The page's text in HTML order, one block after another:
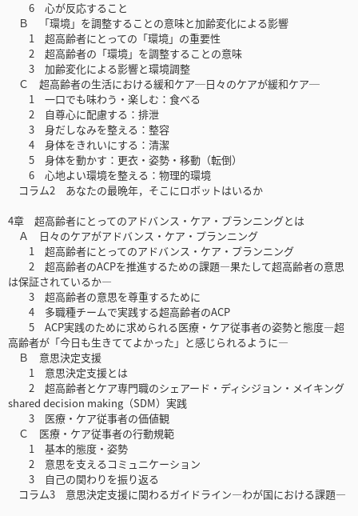
6 心が反応すること
Ｂ 「環境」を調整することの意味と加齢変化による影響
1 超高齢者にとっての「環境」の重要性
2 超高齢者の「環境」を調整することの意味
3 加齢変化による影響と環境調整
Ｃ 超高齢者の生活における緩和ケア─日々のケアが緩和ケア─
1 一口でも味わう・楽しむ：食べる
2 自尊心に配慮する：排泄
3 身だしなみを整える：整容
4 身体をきれいにする：清潔
5 身体を動かす：更衣・姿勢・移動（転倒）
6 心地よい環境を整える：物理的環境
コラム2 あなたの最晩年，そこにロボットはいるか
4章 超高齢者にとってのアドバンス・ケア・プランニングとは
Ａ 日々のケアがアドバンス・ケア・プランニング
1 超高齢者にとってのアドバンス・ケア・プランニング
2 超高齢者のACPを推進するための課題―果たして超高齢者の意思
は保証されているか―
3 超高齢者の意思を尊重するために
4 多職種チームで実践する超高齢者のACP
5 ACP実践のために求められる医療・ケア従事者の姿勢と態度―超
高齢者が「今日も生きててよかった」と感じられるように―
Ｂ 意思決定支援
1 意思決定支援とは
2 超高齢者とケア専門職のシェアード・ディシジョン・メイキング
shared decision making（SDM）実践
3 医療・ケア従事者の価値観
Ｃ 医療・ケア従事者の行動規範
1 基本的態度・姿勢
2 意思を支えるコミュニケーション
3 自己の関わりを振り返る
コラム3 意思決定支援に関わるガイドライン―わが国における課題―